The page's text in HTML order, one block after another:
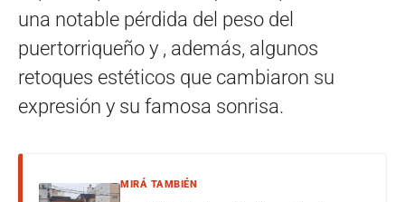
una notable pérdida del peso del
puertorriqueño y , además, algunos
retoques estéticos que cambiaron su
expresión y su famosa sonrisa.
MIRÁ TAMBIÉN